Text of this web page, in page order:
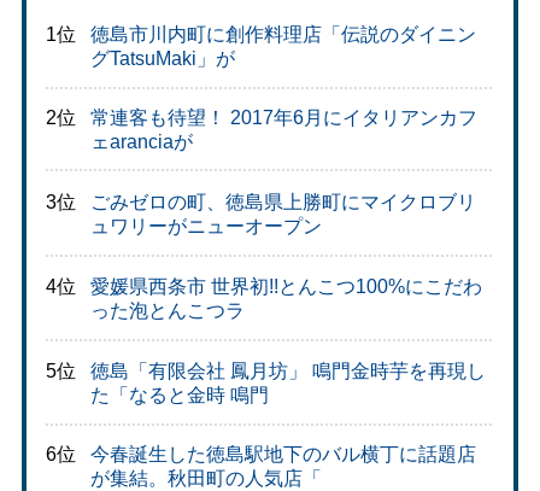
1位
徳島市川内町に創作料理店「伝説のダイニン
グTatsuMaki」が
2位
常連客も待望！ 2017年6月にイタリアンカフ
ェaranciaが
3位
ごみゼロの町、徳島県上勝町にマイクロブリ
ュワリーがニューオープン
4位
愛媛県西条市 世界初!!とんこつ100%にこだわ
った泡とんこつラ
5位
徳島「有限会社 鳳月坊」 鳴門金時芋を再現し
た「なると金時 鳴門
6位
今春誕生した徳島駅地下のバル横丁に話題店
が集結。秋田町の人気店「